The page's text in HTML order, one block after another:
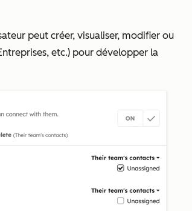
peut créer, visualiser, modifier ou
etc.) pour développer la